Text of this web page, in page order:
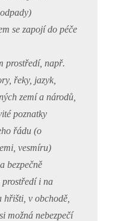
se zapojí do péče
prostředí, např.
řeky, jazyk,
zemí a národů,
poznatky
řádu (o
vesmíru)
bezpečně
prostředí i na
v obchodě,
možná nebezpečí